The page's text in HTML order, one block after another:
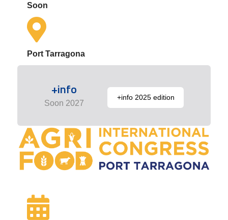
Soon
Port Tarragona
+info
Soon 2027
+info 2025 edition